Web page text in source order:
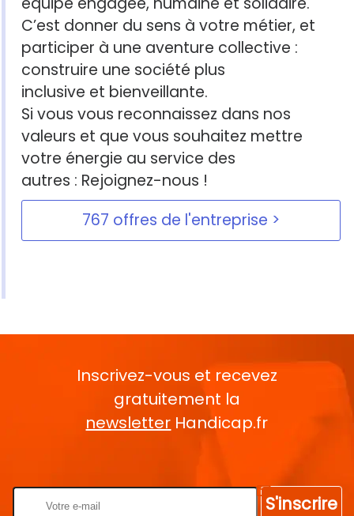
C’est donner du sens à votre métier, et
participer à une aventure collective :
construire une société plus
inclusive et bienveillante.
Si vous vous reconnaissez dans nos
valeurs et que vous souhaitez mettre
votre énergie au service des
autres : Rejoignez-nous !
767 offres de l'entreprise
Inscrivez-vous et recevez
gratuitement la
newsletter Handicap.fr
S'inscrire